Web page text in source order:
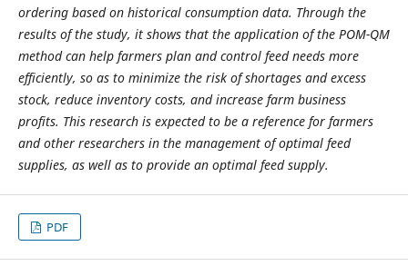
ordering based on historical consumption data. Through the
results of the study, it shows that the application of the POM-QM
method can help farmers plan and control feed needs more
efficiently, so as to minimize the risk of shortages and excess
stock, reduce inventory costs, and increase farm business
profits. This research is expected to be a reference for farmers
and other researchers in the management of optimal feed
supplies, as well as to provide an optimal feed supply.
PDF